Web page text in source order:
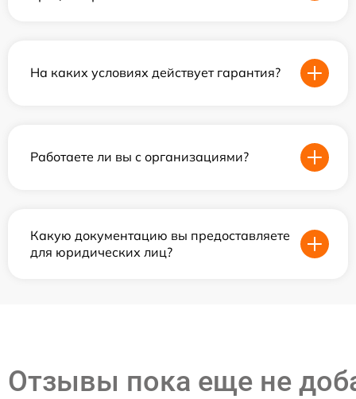
На каких условиях действует гарантия?
Работаете ли вы с организациями?
Какую документацию вы предоставляете
для юридических лиц?
Отзывы пока еще не